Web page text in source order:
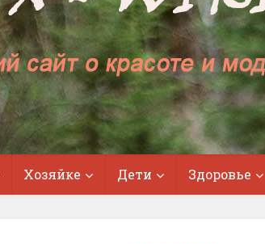
Хозяйке Дети Здоровье